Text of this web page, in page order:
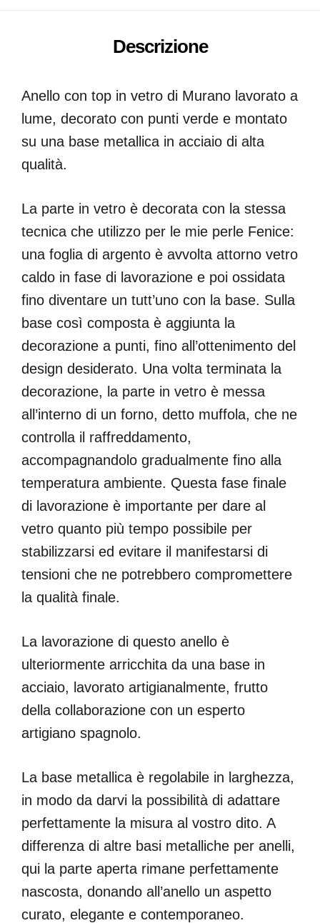
Descrizione
Anello con top in vetro di Murano lavorato a
lume, decorato con punti verde e montato
su una base metallica in acciaio di alta
qualità.
La parte in vetro è decorata con la stessa
tecnica che utilizzo per le mie perle Fenice:
una foglia di argento è avvolta attorno vetro
caldo in fase di lavorazione e poi ossidata
fino diventare un tutt’uno con la base. Sulla
base così composta è aggiunta la
decorazione a punti, fino all’ottenimento del
design desiderato. Una volta terminata la
decorazione, la parte in vetro è messa
all’interno di un forno, detto muffola, che ne
controlla il raffreddamento,
accompagnandolo gradualmente fino alla
temperatura ambiente. Questa fase finale
di lavorazione è importante per dare al
vetro quanto più tempo possibile per
stabilizzarsi ed evitare il manifestarsi di
tensioni che ne potrebbero compromettere
la qualità finale.
La lavorazione di questo anello è
ulteriormente arricchita da una base in
acciaio, lavorato artigianalmente, frutto
della collaborazione con un esperto
artigiano spagnolo.
La base metallica è regolabile in larghezza,
in modo da darvi la possibilità di adattare
perfettamente la misura al vostro dito. A
differenza di altre basi metalliche per anelli,
qui la parte aperta rimane perfettamente
nascosta, donando all’anello un aspetto
curato, elegante e contemporaneo.